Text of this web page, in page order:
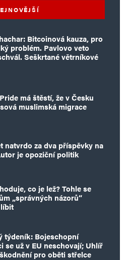
Bitcoinová kauza, pro
problém. Pavlovo veto
Seškrtané větrníkové
má štěstí, že v Česku
muslimská migrace
natvrdo za dva příspěvky na
je opoziční politik
co je lež? Tohle se
„správných názorů“
týdeník: Bojeschopní
se už v EU neschovají; Uhlíř
pro oběti střelce